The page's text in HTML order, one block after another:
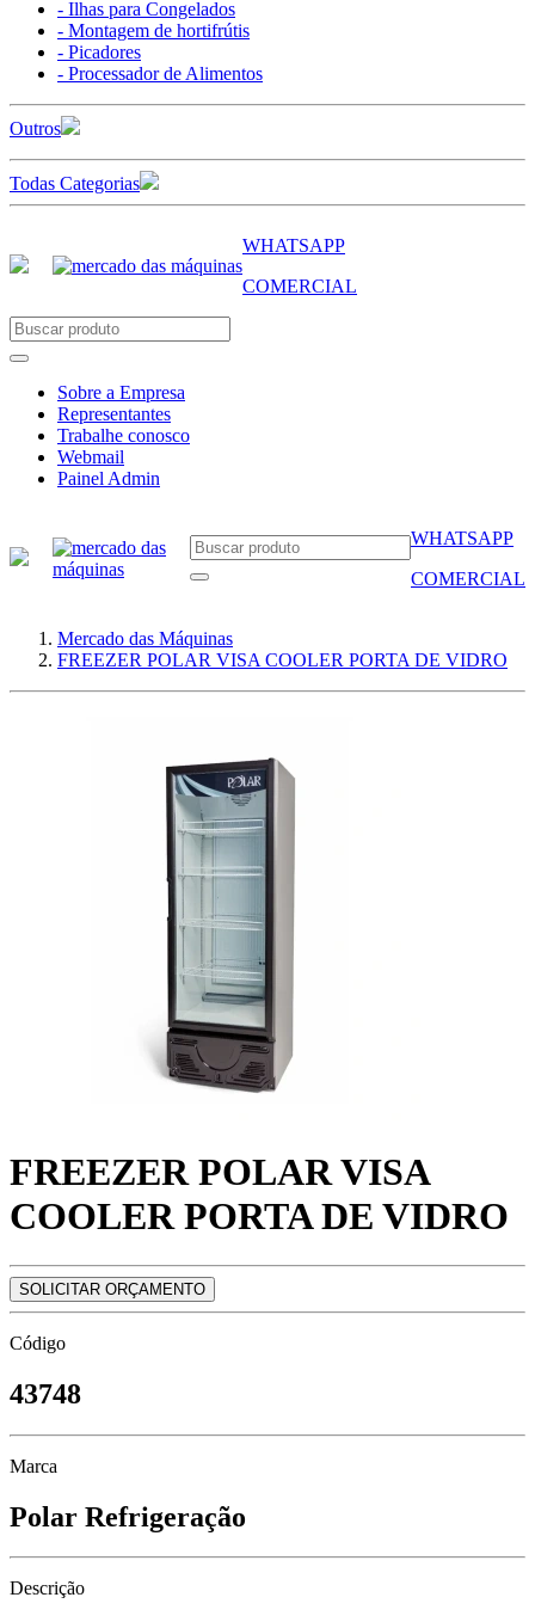
- Ilhas para Congelados
- Montagem de hortifrútis
- Picadores
- Processador de Alimentos
Outros
Todas Categorias
WHATSAPP
COMERCIAL
Sobre a Empresa
Representantes
Trabalhe conosco
Webmail
Painel Admin
WHATSAPP
COMERCIAL
Mercado das Máquinas
FREEZER POLAR VISA COOLER PORTA DE VIDRO
FREEZER POLAR VISA
COOLER PORTA DE VIDRO
SOLICITAR ORÇAMENTO
Código
43748
Marca
Polar Refrigeração
Descrição